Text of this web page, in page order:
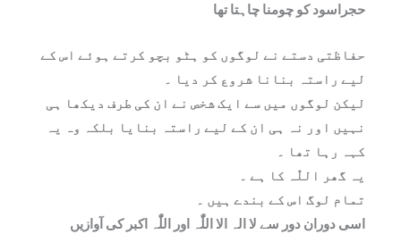
حجراسود کو چومنا چاہتا تھا
حفاظتی دستے نے لوگوں کو ہٹو بچو کرتے ہوئے اس کے
لیے راستہ بنانا شروع کر دیا ۔
لیکن لوگوں میں سے ایک شخص نے ان کی طرف دیکھا ہی
نہیں اور نہ ہی ان کے لیے راستہ بنایا بلکہ وہ یہ
کہہ رہا تھا ۔
یہ گھر اللّٰہ کا ہے ۔
تمام لوگ اس کے بندے ہیں ۔
اسی دوران دور سے لا الہ الا اللّٰہ اور اللّٰہ اکبر کی آوازیں